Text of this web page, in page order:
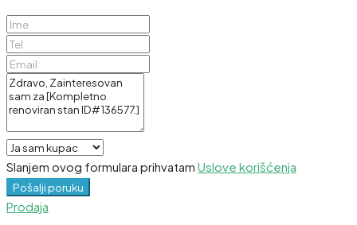
Slanjem ovog formulara prihvatam Uslove korišćenja
Pošalji poruku
Prodaja